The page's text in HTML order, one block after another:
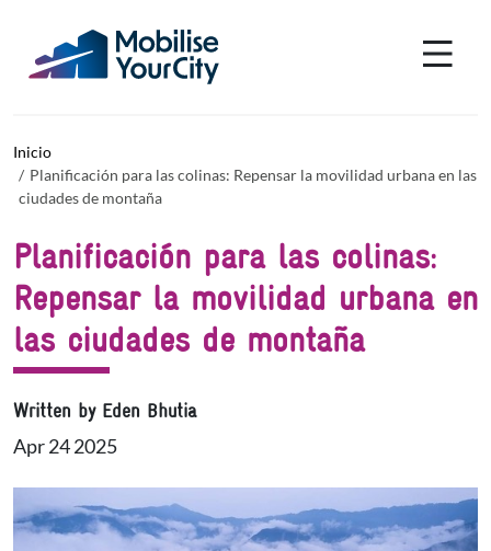
Inicio
Planificación para las colinas: Repensar la movilidad urbana en las
ciudades de montaña
Planificación para las colinas:
Repensar la movilidad urbana en
las ciudades de montaña
Written by Eden Bhutia
Apr 24 2025